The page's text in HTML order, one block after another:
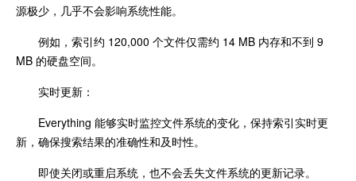
源极少，几乎不会影响系统性能。
例如，索引约 120,000 个文件仅需约 14 MB 内存和不到 9
MB 的硬盘空间。
实时更新：
Everything 能够实时监控文件系统的变化，保持索引实时更
新，确保搜索结果的准确性和及时性。
即使关闭或重启系统，也不会丢失文件系统的更新记录。